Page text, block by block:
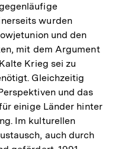
wurden
und den
mit dem Argument
Krieg sei zu
Gleichzeitig
und das
einige Länder hinter
Im kulturellen
auch durch